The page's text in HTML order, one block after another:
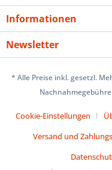
Informationen
Newsletter
* Alle Preise inkl. gesetzl.
Cookie-Einstellungen
Versand und